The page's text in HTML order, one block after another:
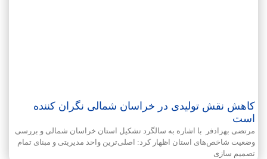
کاهش نقش تولیدی در خراسان شمالی نگران کننده
است
مرتضی بهزادفر با اشاره به سالگرد تشکیل استان خراسان شمالی و بررسی
وضعیت شاخص‌های استان اظهار کرد: اصلی‌ترین واحد مدیریتی و مبنای تمام
تصمیم سازی